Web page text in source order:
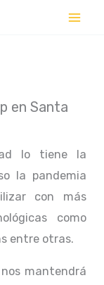
en Santa
lo tiene la
la pandemia
con más
como
entre otras.
mantendrá